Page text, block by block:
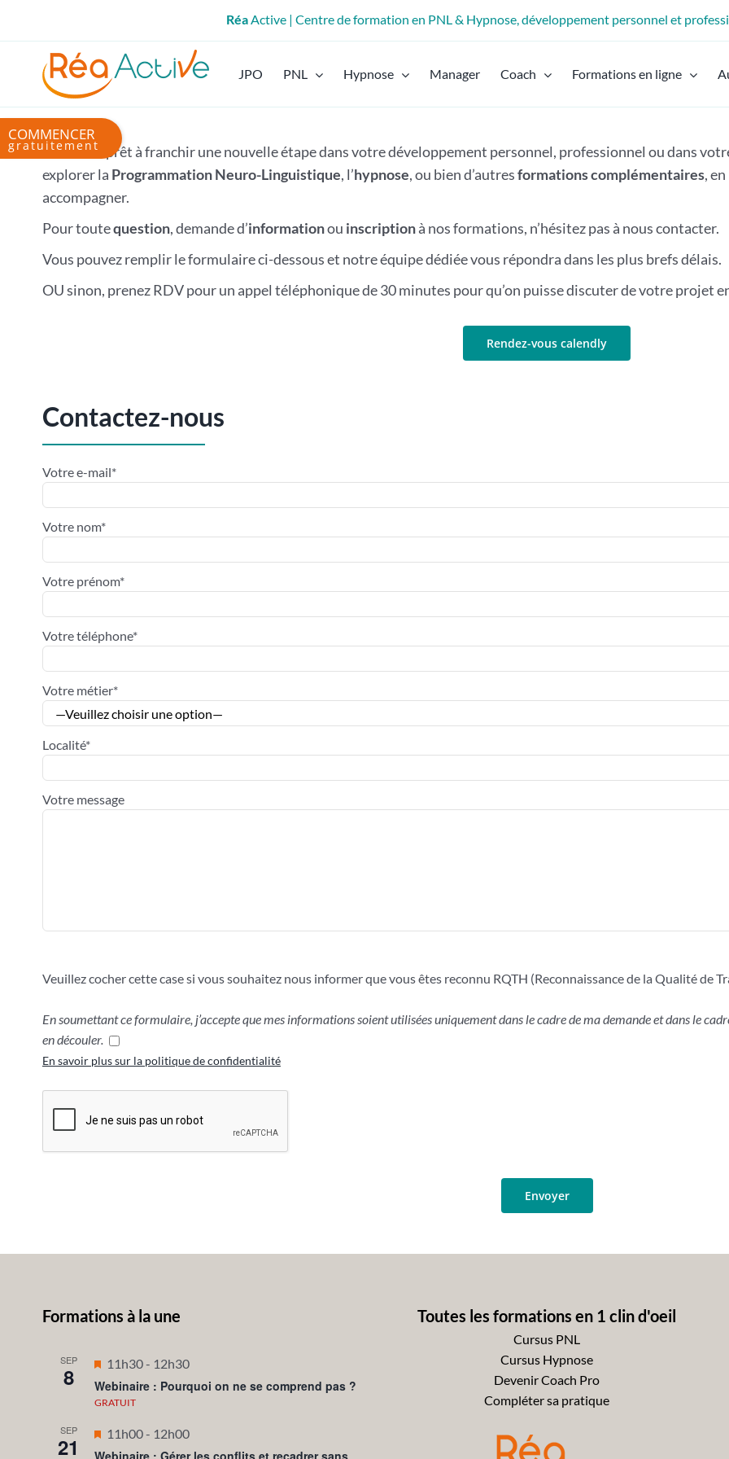
RéaActive | Centre de formation en PNL & Hypnose, développement personnel et
JPO PNL Hypnose Manager Coach Formations en ligne
Vous êtes prêt à franchir une nouvelle étape dans votre développement personnel, professionnel ou dans
explorer la Programmation Neuro-Linguistique, l’hypnose, ou bien d’autresformations complémentaires,
accompagner.
Pour toutequestion, demande d’informationou inscriptionà nos formations, n’hésitez pas à nous contacter.
Vous pouvez remplir le formulaire ci-dessous et notre équipe dédiée vous répondra dans les plus brefs délais.
OU sinon, prenez RDV pour un appel téléphonique de 30 minutes pour qu’on puisse discuter de votre projet
Rendez-vous calendly
Contactez-nous
Votre e-mail*
Votre nom*
Votre prénom*
Votre téléphone*
Votre métier*
Localité*
Votre message
Veuillez cocher cette case si vous souhaitez nous informer que vous êtes reconnu RQTH (Reconnaissance de la Qualité de
En soumettant ce formulaire, j’accepte que mes informations soient utilisées uniquement dans le cadre de ma demande et dans le
en découler.
En savoir plus sur la politique de confidentialité
Formations à la une
SEP
8
Mis
en
avant
11h30- 12h30
Webinaire : Pourquoi on ne se comprend pas ?
GRATUIT
SEP
21
Mis
en
11h00- 12h00
Webinaire : Gérer les conflits et recadrer sans
Toutes les formations en 1 clin d'oeil
Cursus PNL
Cursus Hypnose
Devenir Coach Pro
Compléter sa pratique
Bascule
de
coulissante